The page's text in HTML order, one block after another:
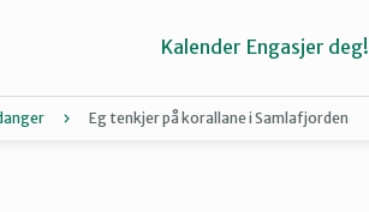
Kalender Engasjer deg!
Eg tenkjer på korallane i Samlafjorden